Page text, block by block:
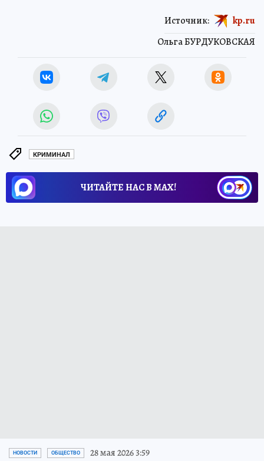
Ольга БУРДУКОВСКАЯ
Источник: kp.ru
КРИМИНАЛ
ЧИТАЙТЕ НАС В МАХ!
НОВОСТИ ОБЩЕСТВО 28 мая 2026 3:59